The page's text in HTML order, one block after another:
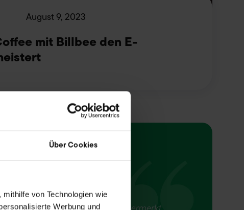
Über Cookies
von Technologien wie
Werbung und
August 9, 2023
mit Billbee den E-